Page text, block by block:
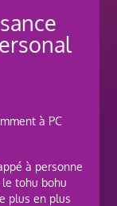
à PC
à personne
tohu bohu
plus en plus